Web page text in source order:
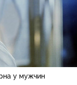
у мужчин